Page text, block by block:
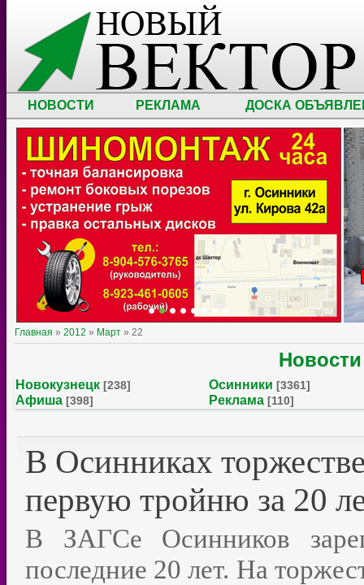
НОВОСТИ РЕКЛАМА ДОСКА
Главная » 2012 » Март » 22
Новокузнецк [238] Осинники [3361]
Афиша [398] Реклама [110]
В Осинниках
первую тройню за 20
В ЗАГСе Осинников
последние 20 лет. На